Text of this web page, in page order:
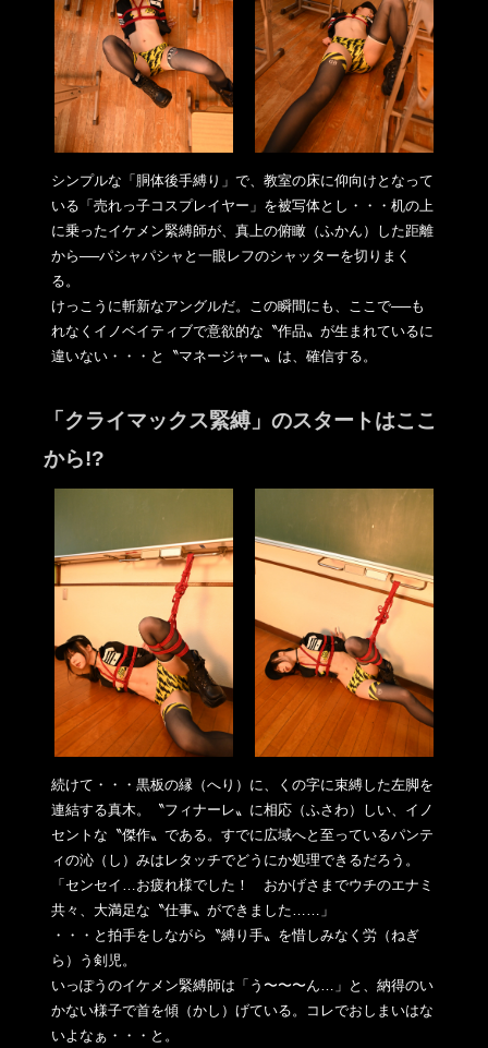
シンプルな「胴体後手縛り」で、教室の床に仰向けとなって
いる「売れっ子コスプレイヤー」を被写体とし・・・机の上
に乗ったイケ メン緊縛師が、真上の俯瞰（ふかん）した距離
から──パシャパシ ャと一眼レフのシャッターを切りまく
る。
けっこうに斬新なアングルだ。この瞬間にも、ここで──も
れなく イノベイティブで意欲的な〝作品〟が生まれているに
違いない・・
・と〝マネージャー〟は、確信する。
「クライマックス緊縛」のスタートはここ
から!?
続けて・・・黒板の縁（へり）に、くの字に束縛した左脚を
連結する真木。〝フィナーレ〟に相応（ふさわ）しい、イノ
セントな〝傑作〟である。すでに広域へと至っているパンテ
ィの沁（し）みは レタッチでどうにか処理できるだろう。
「センセイ…お疲れ様でした！ おかげさまでウチのエナミ
共々、大満足な〝仕事〟ができました……」
・・・と拍手をしながら〝縛り手〟を惜しみなく労（ねぎ
ら）う剣 児。
いっぽうのイケメン緊縛師は「う〜〜〜ん…」と、納得のい
かない様子で首を傾（かし）げている。コレでおしまいはな
いよなぁ・・
・と。